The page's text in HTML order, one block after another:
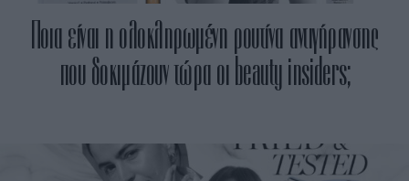
Ποια είναι η ολοκληρωμένη ρουτίνα αντιγήρανσης
που δοκιμάζουν τώρα οι beauty insiders;